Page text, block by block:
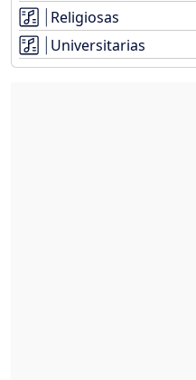
Religiosas
Universitarias